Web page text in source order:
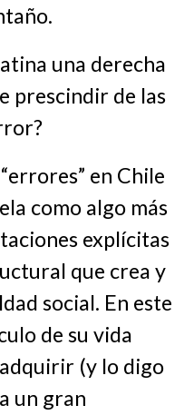
una derecha
prescindir de las
en Chile
como algo más
explícitas
que crea y
social. En este
de su vida
(y lo digo
un gran